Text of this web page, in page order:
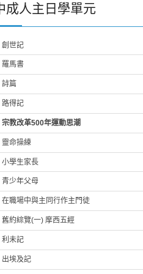
成人主日學單元
創世記
羅馬書
詩篇
路得記
宗教改革500年運動思潮
靈命操練
小學生家長
青少年父母
在職場中與主同行作主門徒
舊約綜覽(一) 摩西五經
利未記
出埃及記